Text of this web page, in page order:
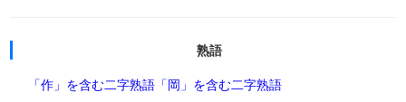
熟語
「作」を含む二字熟語 「岡」を含む二字熟語